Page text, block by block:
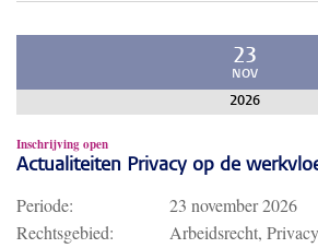
23
NOV
2026
Inschrijving open
Actualiteiten Privacy op de
Periode:
23 november 2026
Rechtsgebied:
Arbeidsrecht,